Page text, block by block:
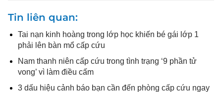
Tin liên quan
Tai nạn kinh hoàng trong lớp học khiến bé gái lớp 1
phải lên bàn mổ cấp cứu
Nam thanh niên cấp cứu trong tình trạng ‘9 phần tử
vong’ vì làm điều cấm
3 dấu hiệu cảnh báo bạn cần đến phòng cấp cứu ngay